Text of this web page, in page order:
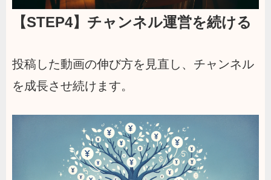
【STEP4】チャンネル運営を続ける
投稿した動画の伸び方を見直し、チャンネル
を成長させ続けます。